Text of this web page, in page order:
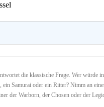
die klassische Frage. Wer würde
Samurai oder ein Ritter? Nimm an
der Warborn, der Chosen oder der